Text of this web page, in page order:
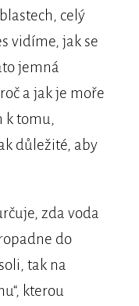
celý
vidíme, jak se
jemná
a jak je moře
k tomu,
důležité, aby
zda voda
do
tak na
kterou